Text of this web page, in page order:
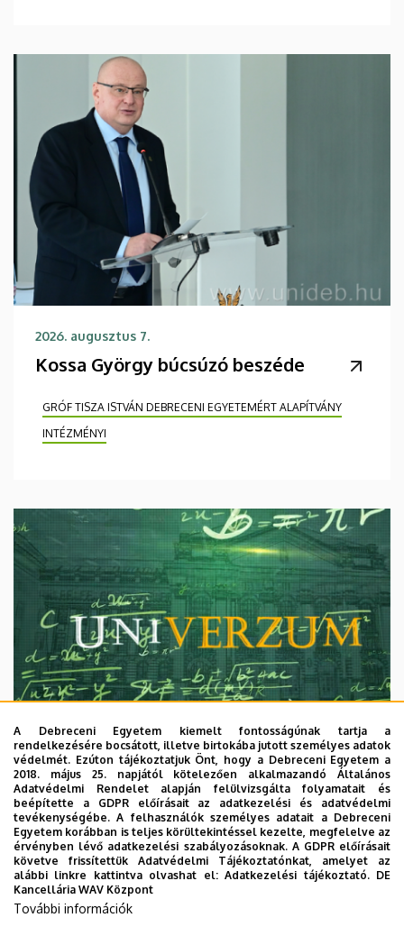
2026. augusztus 7.
Kossa György búcsúzó beszéde
GRÓF TISZA ISTVÁN DEBRECENI EGYETEMÉRT ALAPÍTVÁNY
INTÉZMÉNYI
2026. augusztus 7.
Univerzum: A Debreceni Egyetem
titkos receptjei
KUTATÁS TUDOMÁNY
A Debreceni Egyetem kiemelt fontosságúnak tartja a
rendelkezésére bocsátott, illetve birtokába jutott személyes adatok
védelmét. Ezúton tájékoztatjuk Önt, hogy a Debreceni Egyetem a
2018. május 25. napjától kötelezően alkalmazandó Általános
Adatvédelmi Rendelet alapján felülvizsgálta folyamatait és
beépítette a GDPR előírásait az adatkezelési és adatvédelmi
tevékenységébe. A felhasználók személyes adatait a Debreceni
Egyetem korábban is teljes körültekintéssel kezelte, megfelelve az
érvényben lévő adatkezelési szabályozásoknak. A GDPR előírásait
követve frissítettük Adatvédelmi Tájékoztatónkat, amelyet az
alábbi linkre kattintva olvashat el:Adatkezelési tájékoztató. DE
Kancellária WAV Központ
További információk